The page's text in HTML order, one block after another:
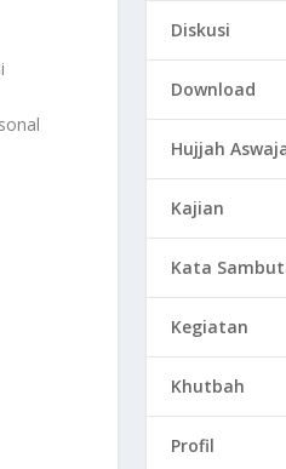
Diskusi
Download
Hujjah
Kajian
Kata
Kegiatan
Khutbah
Profil